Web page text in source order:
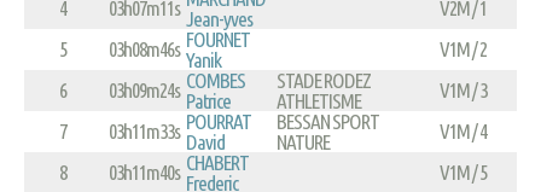
4
03h07m11s Jean-yves
V2M / 1
5
03h08m46s FOURNET
Yanik
V1M / 2
6
03h09m24s COMBES
Patrice
STADE RODEZ
ATHLETISME
V1M / 3
7
03h11m33s POURRAT
David
BESSAN SPORT
NATURE
V1M / 4
8
03h11m40s CHABERT
Frederic
V1M / 5